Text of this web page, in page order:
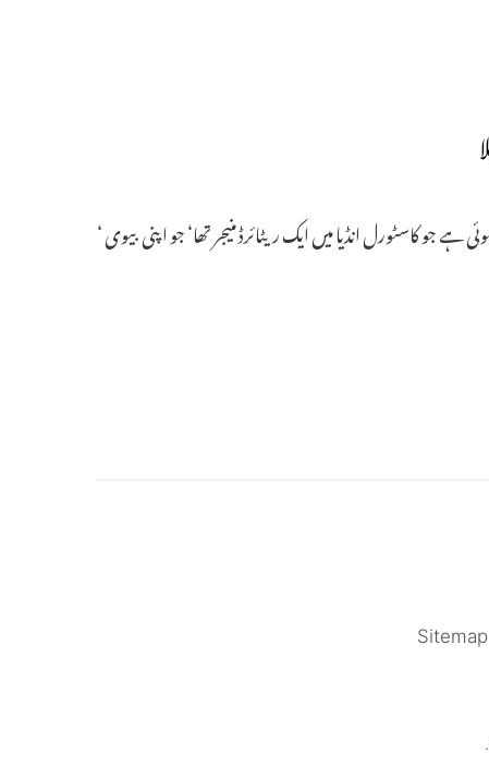
کمار شنڈے کے طور پر ہوئی ہے جو کاسٹورل انڈیا میں ایک ریٹائرڈ منیجر تھا‘ جو اپنی بیوی ‘
Sitemap